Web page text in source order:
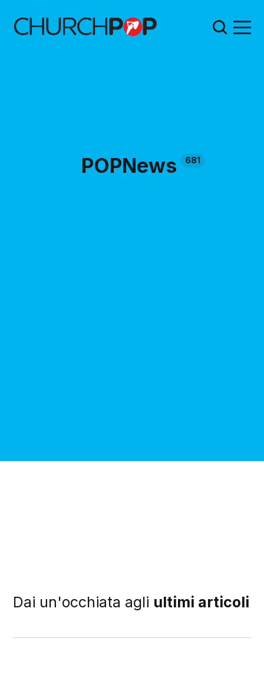
POPNews 681
Dai un'occhiata agli ultimi articoli